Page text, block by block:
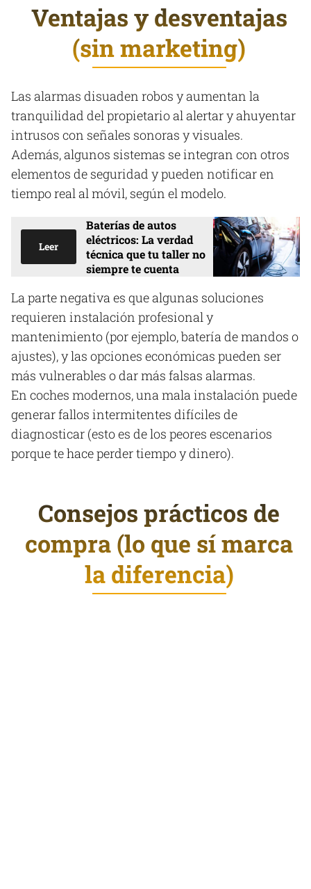
Ventajas y desventajas
(sin marketing)
Las alarmas disuaden robos y aumentan la
tranquilidad del propietario al alertar y ahuyentar
intrusos con señales sonoras y visuales.
Además, algunos sistemas se integran con otros
elementos de seguridad y pueden notificar en
tiempo real al móvil, según el modelo.
Leer
Baterías de autos
eléctricos: La verdad
técnica que tu taller no
siempre te cuenta
La parte negativa es que algunas soluciones
requieren instalación profesional y
mantenimiento (por ejemplo, batería de mandos o
ajustes), y las opciones económicas pueden ser
más vulnerables o dar más falsas alarmas.
En coches modernos, una mala instalación puede
generar fallos intermitentes difíciles de
diagnosticar (esto es de los peores escenarios
porque te hace perder tiempo y dinero).
Consejos prácticos de
compra (lo que sí marca
la diferencia)